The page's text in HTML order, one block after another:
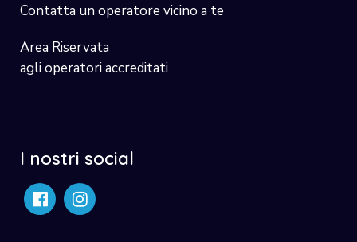
Contatta un operatore vicino a te
Area Riservata
agli operatori accreditati
I nostri social